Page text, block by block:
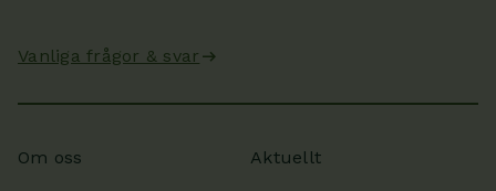
Vanliga frågor & svar
Om oss Aktuellt